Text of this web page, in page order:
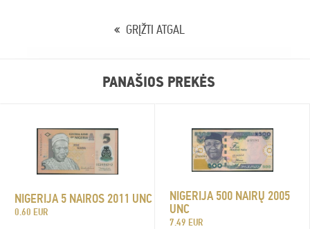
GRĮŽTI ATGAL
PANAŠIOS PREKĖS
NIGERIJA 5 NAIROS 2011 UNC
0.60 EUR
NIGERIJA 500 NAIRŲ 2005
UNC
7.49 EUR